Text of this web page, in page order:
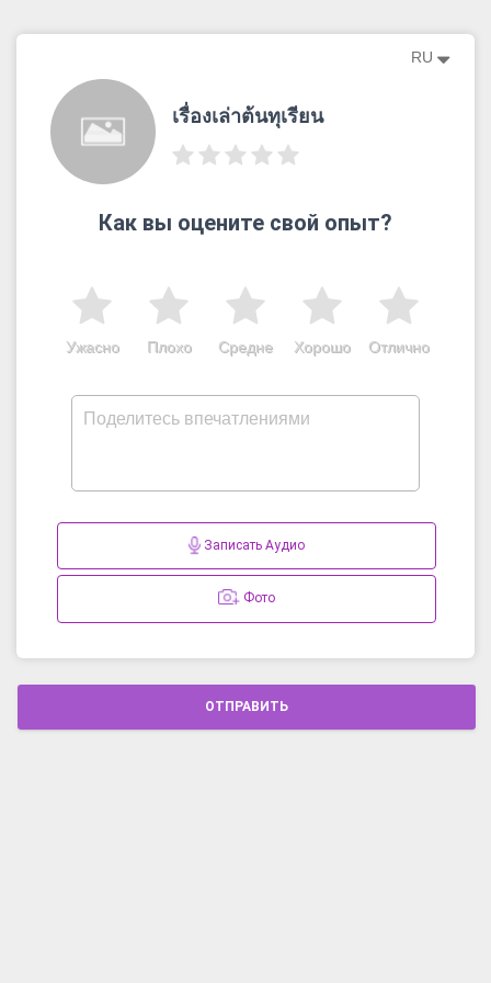
RU
เรื่องเล่าต้นทุเรียน
Как вы оцените свой опыт?
Отлично
Хорошо
Средне
Плохо
Ужасно
Записать Аудио
Фото
ОТПРАВИТЬ